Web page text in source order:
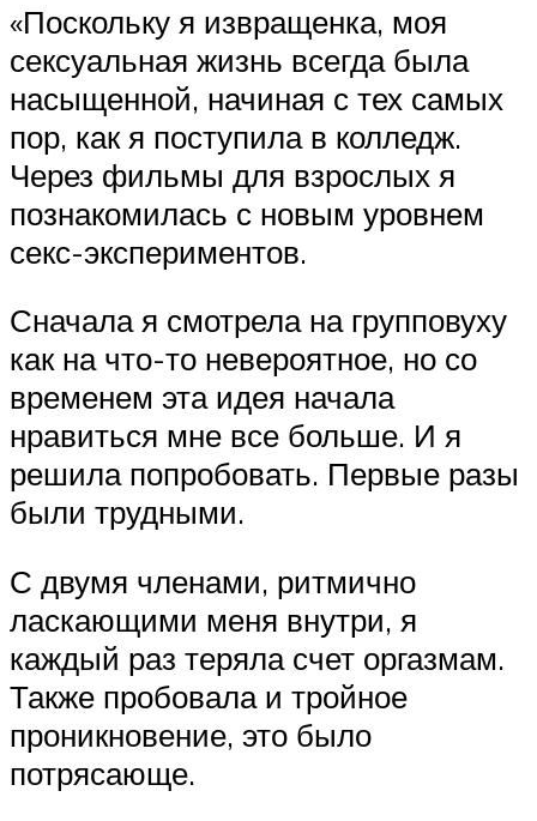
«Поскольку я извращенка, моя
сексуальная жизнь всегда была
насыщенной, начиная с тех самых
пор, как я поступила в колледж.
Через фильмы для взрослых я
познакомилась с новым уровнем
секс-экспериментов.
Сначала я смотрела на групповуху
как на что-то невероятное, но со
временем эта идея начала
нравиться мне все больше. И я
решила попробовать. Первые разы
были трудными.
С двумя членами, ритмично
ласкающими меня внутри, я
каждый раз теряла счет оргазмам.
Также пробовала и тройное
проникновение, это было
потрясающе.